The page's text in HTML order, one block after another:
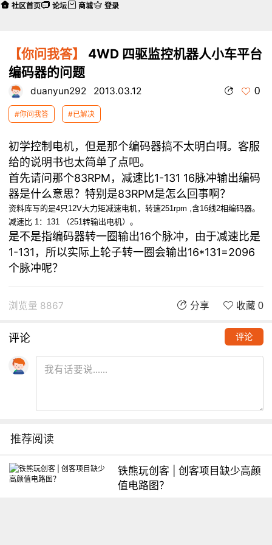
【你问我答】
4WD 四驱监控机器人小车平台
编码器的问题
duanyun292 2013.03.12 0
#你问我答 #已解决
初学控制电机，但是那个编码器搞不太明白啊。客服
给的说明书也太简单了点吧。
首先请问那个83RPM，减速比1-131 16脉冲输出编码
器是什么意思？特别是83RPM是怎么回事啊？
资料库写的是4只12V大力矩减速电机，转速251rpm ,含16线2相编码器。
减速比 1：131 （251转输出电机）。
是不是指编码器转一圈输出16个脉冲，由于减速比是
1-131，所以实际上轮子转一圈会输出16*131=2096
个脉冲呢？
浏览量 8867 分享 收藏 0
评论 评论
推荐阅读
铁熊玩创客 | 创客项目缺少高颜
值电路图？
社区首页 论坛 商城 登录